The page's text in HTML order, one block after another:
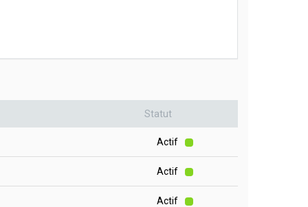
Statut
Actif
Actif
Actif